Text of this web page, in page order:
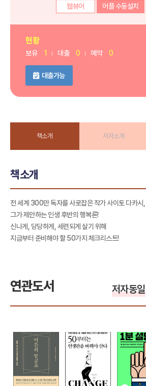
웹뷰어
어플 수동설치
현황
보유 1 대출 0 예약 0
대출가능
책소개 저자소개
책소개
전 세계 300만 독자를 사로잡은 작가 사이토 다카시,
그가 제안하는 인생 후반의 행복론!
신나게, 당당하게, 세련되게 살기 위해
지금부터 준비해야 할 50가지 체크리스트!
연관도서 저자동일